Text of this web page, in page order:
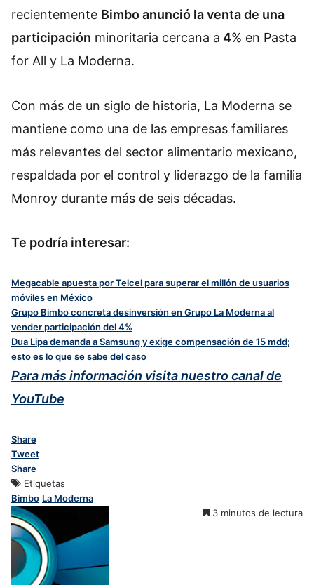
recientemente Bimbo anunció la venta de una
participación minoritaria cercana a 4% en Pasta
for All y La Moderna.
Con más de un siglo de historia, La Moderna se
mantiene como una de las empresas familiares
más relevantes del sector alimentario mexicano,
respaldada por el control y liderazgo de la familia
Monroy durante más de seis décadas.
Te podría interesar:
Megacable apuesta por Telcel para superar el millón de usuarios
móviles en México
Grupo Bimbo concreta desinversión en Grupo La Moderna al
vender participación del 4%
Dua Lipa demanda a Samsung y exige compensación de 15 mdd;
esto es lo que se sabe del caso
Para más información visita nuestro canal de
YouTube
Share
Tweet
Share
Etiquetas
Bimbo La Moderna
3 minutos de lectura